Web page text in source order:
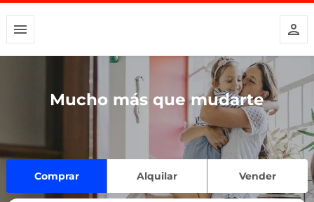
Mucho más que mudarte
Comprar Alquilar Vender